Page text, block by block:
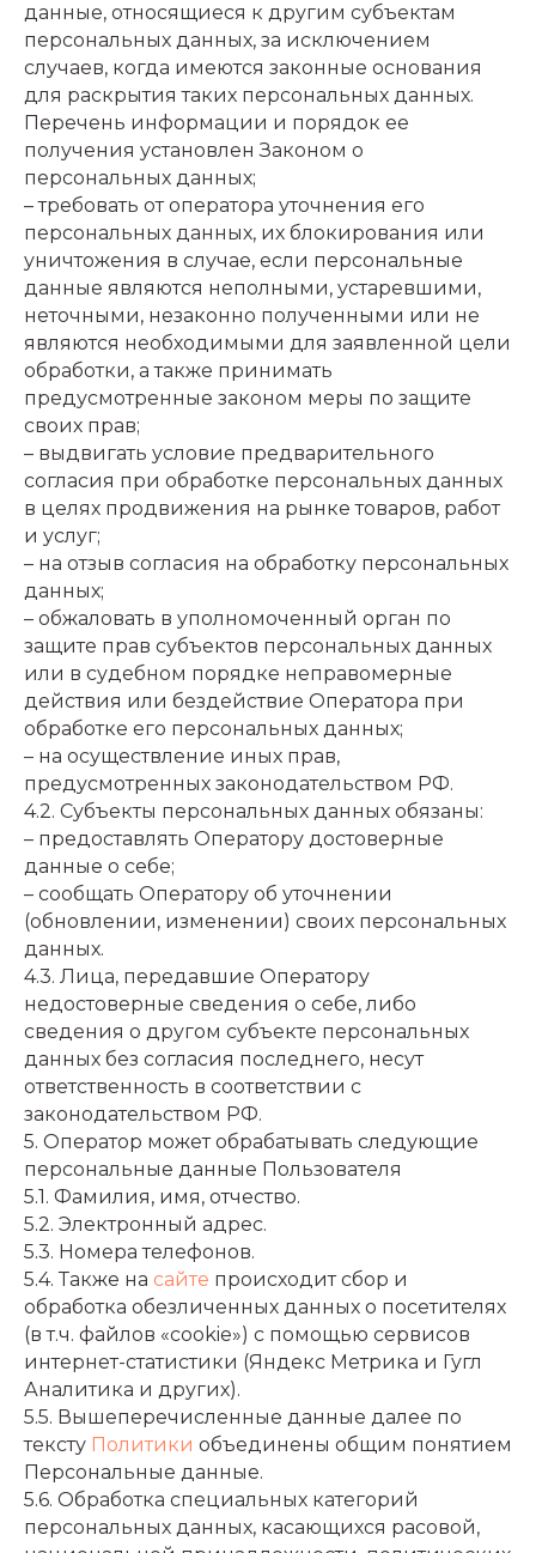
данные, относящиеся к другим субъектам
персональных данных, за исключением
случаев, когда имеются законные основания
для раскрытия таких персональных данных.
Перечень информации и порядок ее
получения установлен Законом о
персональных данных;
– требовать от оператора уточнения его
персональных данных, их блокирования или
уничтожения в случае, если персональные
данные являются неполными, устаревшими,
неточными, незаконно полученными или не
являются необходимыми для заявленной цели
обработки, а также принимать
предусмотренные законом меры по защите
своих прав;
– выдвигать условие предварительного
согласия при обработке персональных данных
в целях продвижения на рынке товаров, работ
и услуг;
– на отзыв согласия на обработку персональных
данных;
– обжаловать в уполномоченный орган по
защите прав субъектов персональных данных
или в судебном порядке неправомерные
действия или бездействие Оператора при
обработке его персональных данных;
– на осуществление иных прав,
предусмотренных законодательством РФ.
4.2. Субъекты персональных данных обязаны:
– предоставлять Оператору достоверные
данные о себе;
– сообщать Оператору об уточнении
(обновлении, изменении) своих персональных
данных.
4.3. Лица, передавшие Оператору
недостоверные сведения о себе, либо
сведения о другом субъекте персональных
данных без согласия последнего, несут
ответственность в соответствии с
законодательством РФ.
5. Оператор может обрабатывать следующие
персональные данные Пользователя
5.1. Фамилия, имя, отчество.
5.2. Электронный адрес.
5.3. Номера телефонов.
5.4. Также на сайте происходит сбор и
обработка обезличенных данных о посетителях
(в т.ч. файлов «cookie») с помощью сервисов
интернет-статистики (Яндекс Метрика и Гугл
Аналитика и других).
5.5. Вышеперечисленные данные далее по
тексту Политики объединены общим понятием
Персональные данные.
5.6. Обработка специальных категорий
персональных данных, касающихся расовой,